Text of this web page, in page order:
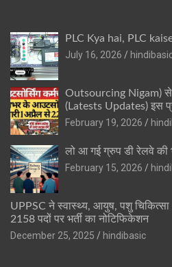
PLC Kya hai, PLC
July 16, 2026
Outsourcing Nigam) से
(Latests Updates) इस
February 19, 2026
लो आ गई ग्रुप डी रेलवे की
February 15, 2026
UPPSC ने स्वास्थ्य, आयुष, पशु चिकित्सा
2158 पदों पर भर्ती का नोटिफिकेशन
December 25, 2025
hindibasic